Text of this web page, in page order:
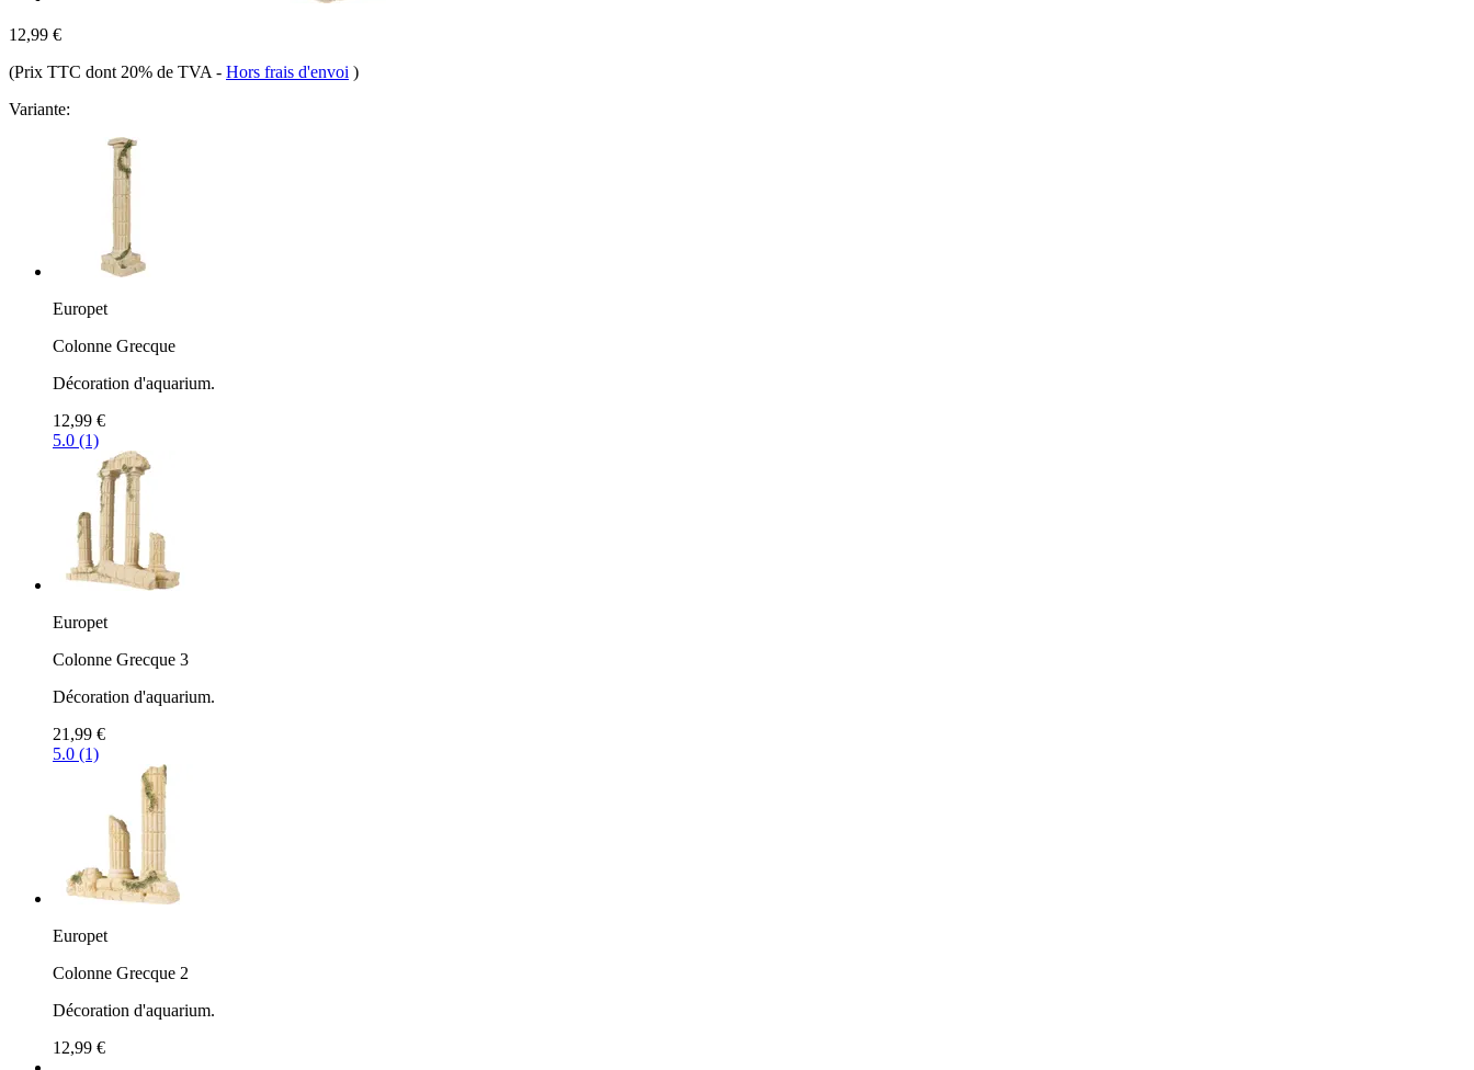
12,99 €
(Prix TTC dont 20% de TVA - Hors frais d'envoi )
Variante:
Europet
Colonne Grecque
Décoration d'aquarium.
12,99 €
5.0 (1)
Europet
Colonne Grecque 3
Décoration d'aquarium.
21,99 €
5.0 (1)
Europet
Colonne Grecque 2
Décoration d'aquarium.
12,99 €